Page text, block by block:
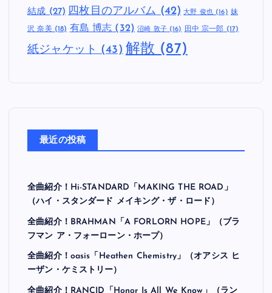
結成 (27) 四枚目のアルバム (42) 大野 俊也(16) 妹
沢 奈美(18) 有島 博志 (32) 沼崎 敦子(16) 田中 宗一郎 (17)
紙ジャケット (43) 解散 (87)
最近の投稿
全曲紹介！Hi-STANDARD「MAKING THE ROAD」
（ハイ・スタンダード メイキング・ザ・ロード）
全曲紹介！BRAHMAN「A FORLORN HOPE」（ブラ
フマン ア・フォーローン・ホープ）
全曲紹介！oasis「Heathen Chemistry」（オアシス ヒ
ーザン・ケミストリー）
全曲紹介！RANCID「Honor Is All We Know」（ラン